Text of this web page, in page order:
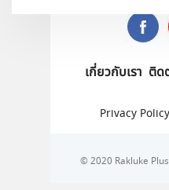
เกี่ยวกับเรา ติด
Privacy Policy
© 2020 Rakluke Plus